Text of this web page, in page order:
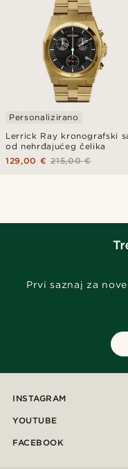
Lerrick Ray kronografski
od nehrđajućeg čelika
Personalizirano
215,00 €
129,00 €
Prvi saznaj za
INSTAGRAM
YOUTUBE
FACEBOOK